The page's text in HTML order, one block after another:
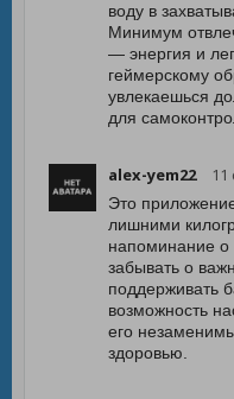
воду в
Минимум
— энергия и
геймерскому
увлекаешься
для
alex-yem22 11
Это
лишними
напоминание о
забывать о
поддерживать
возможность
его
здоровью.